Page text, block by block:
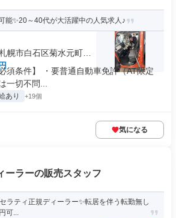
能✨20～40代が大活躍中の人気求人♪
幌市白石区菊水元町三
須条件】 ・要普通自動車免許（AT限定
一切不問...
あり +19個
気になる
ーラーの販売スタッフ
ラティ正規ディーラー✨転居を伴う転勤無し
可...